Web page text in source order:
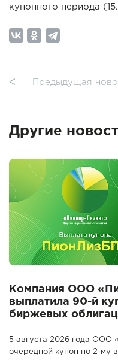
купонного периода
ᐸ Предыдущая
Другие
Компания ООО
выплатила 90-й
биржевых
5 августа 2026 года ООО
очередной купон по 2-му